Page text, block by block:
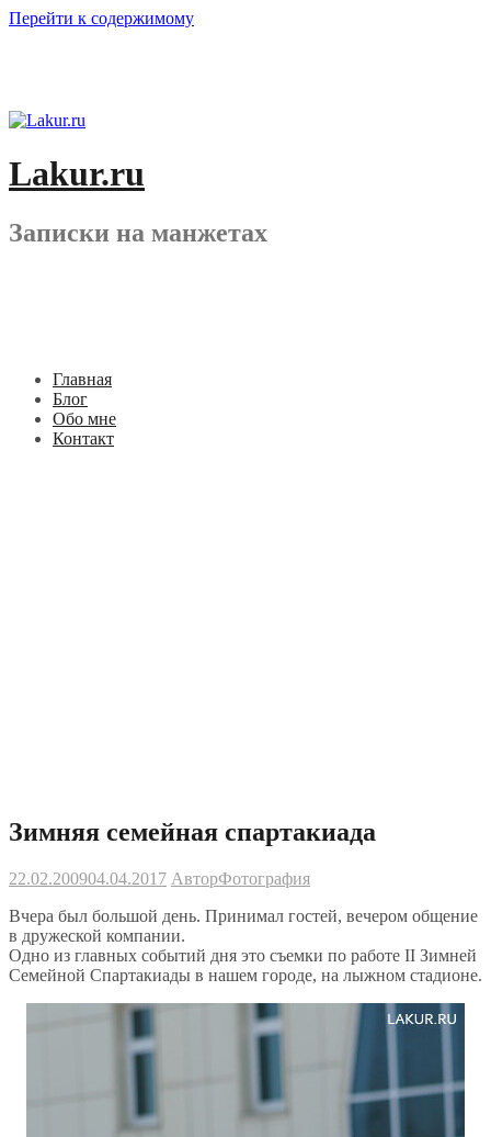
Перейти к содержимому
Lakur.ru
Записки на манжетах
Главная
Блог
Обо мне
Контакт
Зимняя семейная спартакиада
22.02.200904.04.2017 АвторФотография
Вчера был большой день. Принимал гостей, вечером общение
в дружеской компании.
Одно из главных событий дня это съемки по работе II Зимней
Семейной Спартакиады в нашем городе, на лыжном стадионе.